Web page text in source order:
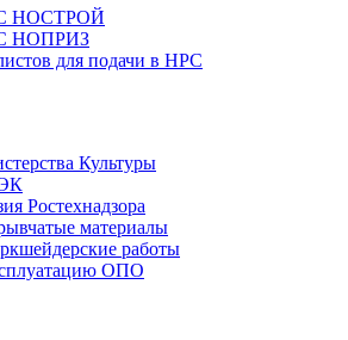
НОСТРОЙ
НОПРИЗ
для подачи в НРС
Культуры
Ростехнадзора
материалы
работы
ОПО